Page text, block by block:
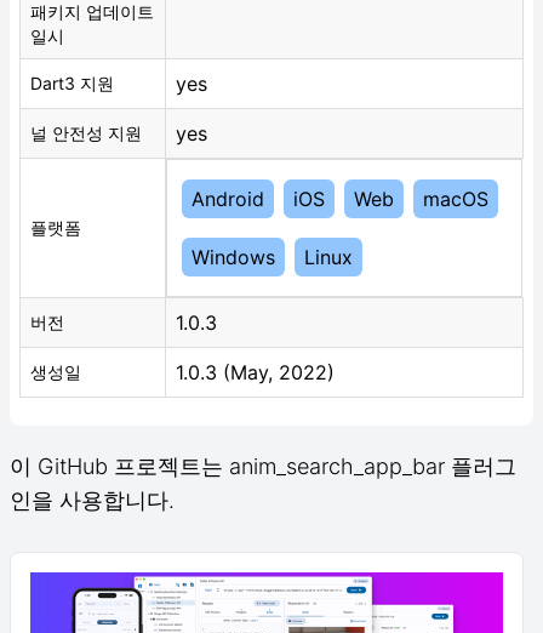
패키지 업데이트
일시
Dart3 지원 yes
널 안전성 지원 yes
플랫폼
Android iOS Web macOS
Windows Linux
버전 1.0.3
생성일 1.0.3 (May, 2022)
이 GitHub 프로젝트는 anim_search_app_bar 플러그
인을 사용합니다.